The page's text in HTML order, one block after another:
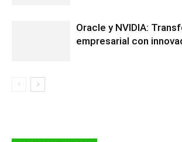
Oracle y NVIDIA:
empresarial con